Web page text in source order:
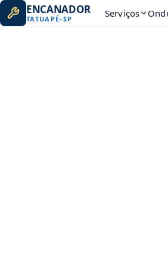
ENCANADOR
TATUAPÉ-SP Serviços